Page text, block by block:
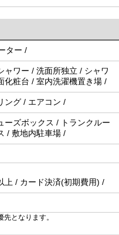
ター /
ャワー / 洗面所独立 / シャワ
化粧台 / 室内洗濯機置き場 /
ング / エアコン /
ーズボックス / トランクルー
/ 敷地内駐車場 /
上 / カード決済(初期費用) /
となります。